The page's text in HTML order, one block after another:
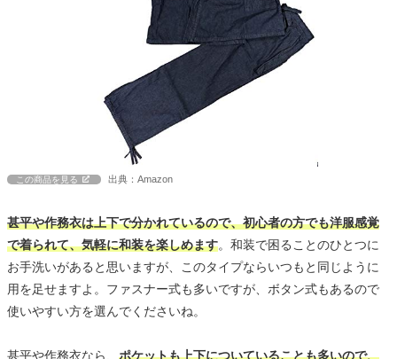
この商品を見る 出典：Amazon
甚平や作務衣は上下で分かれているので、初心者の方でも洋服感覚
で着られて、気軽に和装を楽しめます。和装で困ることのひとつに
お手洗いがあると思いますが、このタイプならいつもと同じように
用を足せますよ。ファスナー式も多いですが、ボタン式もあるので
使いやすい方を選んでくださいね。
甚平や作務衣なら、 ポケットも上下についていることも多いので、